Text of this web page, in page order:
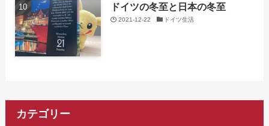
ドイツの冬至と日本の冬至
2021-12-22 ドイツ生活
カテゴリー